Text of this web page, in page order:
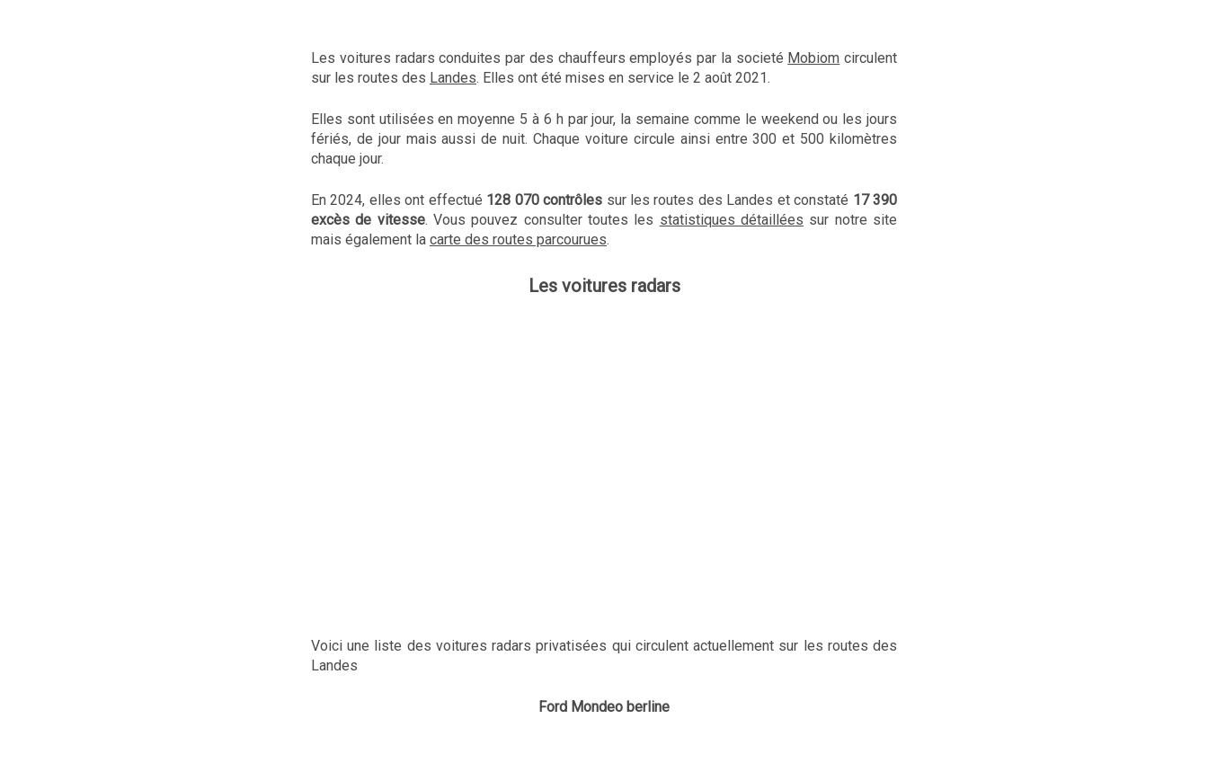
Les voitures radars conduites par des chauffeurs employés par la societé Mobiom circulent
sur les routes des Landes. Elles ont été mises en service le 2 août 2021.
Elles sont utilisées en moyenne 5 à 6 h par jour, la semaine comme le weekend ou les jours
fériés, de jour mais aussi de nuit. Chaque voiture circule ainsi entre 300 et 500 kilomètres
chaque jour.
En 2024, elles ont effectué 128 070 contrôles sur les routes des Landes et constaté 17 390
excès de vitesse. Vous pouvez consulter toutes les statistiques détaillées sur notre site
mais également la carte des routes parcourues.
Les voitures radars
Voici une liste des voitures radars privatisées qui circulent actuellement sur les routes des
Landes
Ford Mondeo berline